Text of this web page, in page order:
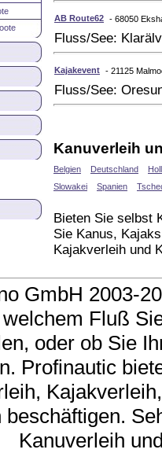
AB Route62 - 68050
Fluss/See:
Kajakevent - 21125
Fluss/See:
Kanuverleih
Belgien Deutschland
Slowakei
Spanien
Bieten Sie selbst
Sie Kanus,
Kajakverleih und
GmbH 2003-
Fluß
oder ob Sie
Profinautic
beschäftigen.
Kanuverleih